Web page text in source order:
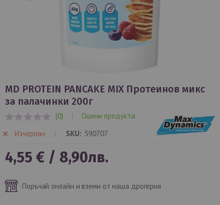
към
началото
на
галерия
снимки
MD PROTEIN PANCAKE MIX Протеинов микс
за палачинки 200г
(0) |
Оцени продукта
Изчерпан
SKU 590707
4,55 € / 8,90лв.
Поръчай онлайн и вземи от наша дрогерия